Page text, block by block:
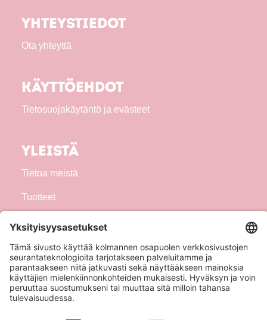
Yhteystiedot
Ota yhteyttä
Käyttöehdot
Tietosuojakäytäntö ja evästeet
Yleistä
Tietoa meistä
Tuotteet
Seuraa meitä!